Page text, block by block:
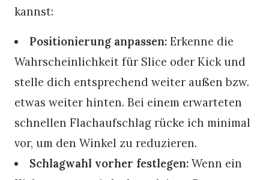
kannst:
Positionierung anpassen: Erkenne die
Wahrscheinlichkeit für Slice oder Kick und
stelle dich entsprechend weiter außen bzw.
etwas weiter hinten. Bei einem erwarteten
schnellen Flachaufschlag rücke ich minimal
vor, um den Winkel zu reduzieren.
Schlagwahl vorher festlegen: Wenn ein